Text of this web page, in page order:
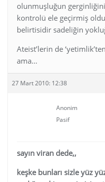
olunmuşluğun
kontrolü ele geçirmiş
belirtisidir sadeliğin
Ateist’lerin de
ama…
27 Mart 2010: 12:38
Anonim
Pasif
sayın viran dede,,
keşke bunları sizle yüz